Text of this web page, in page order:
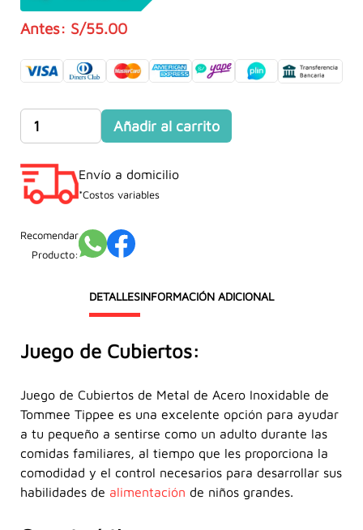
S/55.00
precio
original
era:
S/55.00.
precio
actual
es:
S/45.90.
Juego
de
de
Metal
Acero
Inoxidable
Añadir al carrito
Envío a domicilio
*Costos variables
Recomendar
Producto:
DETALLESINFORMACIÓN ADICIONAL
Juego de Cubiertos:
Juego de Cubiertos de Metal de Acero Inoxidable de
Tommee Tippee es una excelente opción para ayudar
a tu pequeño a sentirse como un adulto durante las
comidas familiares, al tiempo que les proporciona la
comodidad y el control necesarios para desarrollar sus
habilidades de alimentación de niños grandes.